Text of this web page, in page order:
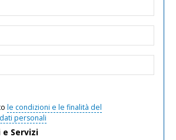
le condizioni e le finalità del
personali
Servizi